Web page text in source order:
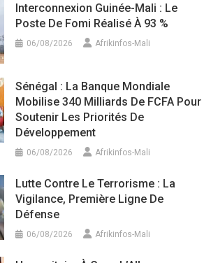
Interconnexion Guinée-Mali : Le
Poste De Fomi Réalisé À 93 %
06/08/2026 Afrikinfos-Mali
Sénégal : La Banque Mondiale
Mobilise 340 Milliards De FCFA Pour
Soutenir Les Priorités De
Développement
06/08/2026 Afrikinfos-Mali
Lutte Contre Le Terrorisme : La
Vigilance, Première Ligne De
Défense
06/08/2026 Afrikinfos-Mali